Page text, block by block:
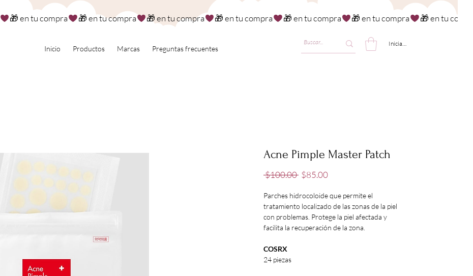
Iniciar sesión
Inicio Productos Marcas Preguntas frecuentes
Acne Pimple Master Patch
$100.00 Precio
$85.00Precio
oferta
Parches hidrocoloide que permite el
tratamiento localizado de las zonas de la piel
con problemas. Protege la piel afectada y
facilita la recuperación de la zona.
COSRX
24 piezas